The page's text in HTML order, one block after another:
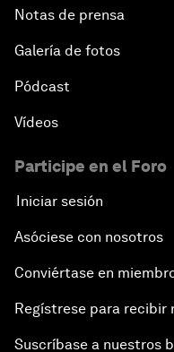
Notas de prensa
Galería de fotos
Pódcast
Vídeos
Participe en el Foro
Iniciar sesión
Asóciese con nosotros
Conviértase en
Regístrese para recibir
Suscríbase a nuestros